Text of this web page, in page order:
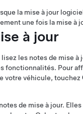
la mise à jour
une fois la mise à
à jour
les notes de mise à
fonctionnalités. Pour
votre véhicule, touchez
de mise à jour.